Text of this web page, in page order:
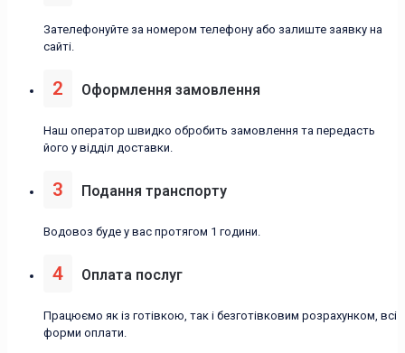
Зателефонуйте за номером телефону або залиште заявку на
сайті.
2 Оформлення замовлення
Наш оператор швидко обробить замовлення та передасть
його у відділ доставки.
3 Подання транспорту
Водовоз буде у вас протягом 1 години.
4 Оплата послуг
Працюємо як із готівкою, так і безготівковим розрахунком, всі
форми оплати.